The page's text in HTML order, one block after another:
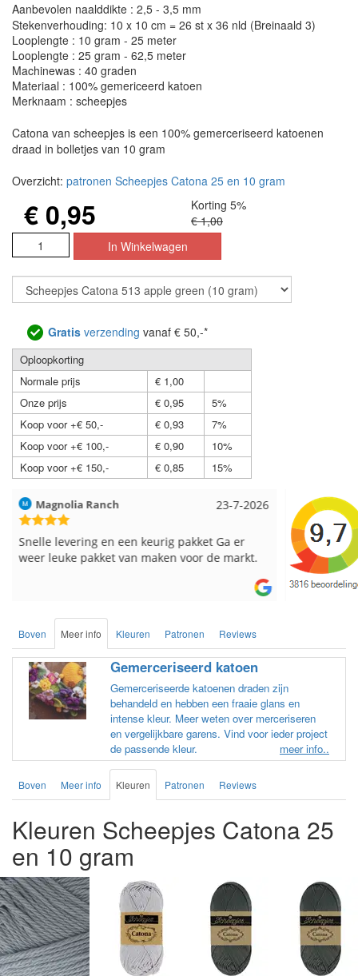
Aanbevolen naalddikte : 2,5 - 3,5 mm
Stekenverhouding: 10 x 10 cm = 26 st x 36 nld (Breinaald 3)
Looplengte : 10 gram - 25 meter
Looplengte : 25 gram - 62,5 meter
Machinewas : 40 graden
Materiaal : 100% gemericeerd katoen
Merknaam : scheepjes
Catona van scheepjes is een 100% gemerceriseerd katoenen
draad in bolletjes van 10 gram
Overzicht: patronen Scheepjes Catona 25 en 10 gram
€ 0,95
Korting 5%
€ 1,00
Gratis verzending vanaf € 50,-*
Oploopkorting
Normale prijs
€ 1,00
Onze prijs
€ 0,95
5%
Koop voor +€ 50,-
€ 0,93
7%
Koop voor +€ 100,-
€ 0,90
10%
Koop voor +€ 150,-
€ 0,85 15%
17-7-2026
Hilde uit Loyers
Reeds meerdere keren breigaren en
breinaalden besteld, altijd heel tevreden over
Loes uit
Snelle
Boven Meer info Kleuren Patronen Reviews
Gemerceriseerd katoen
Gemerceriseerde katoenen draden zijn
behandeld en hebben een fraaie glans en
intense kleur. Meer weten over merceriseren
en vergelijkbare garens. Vind voor ieder project
de passende kleur.
meer info..
Boven Meer info Kleuren Patronen Reviews
Kleuren Scheepjes Catona 25
en 10 gram